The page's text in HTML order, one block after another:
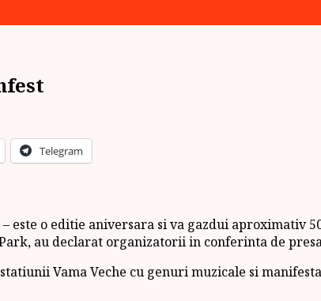
Telegram
este o editie aniversara si va gazdui aproximativ
au declarat organizatorii in conferinta de
Vama Veche cu genuri muzicale si